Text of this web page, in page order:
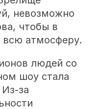
невозможно
чтобы в
всю атмосферу.
людей со
шоу стала
за